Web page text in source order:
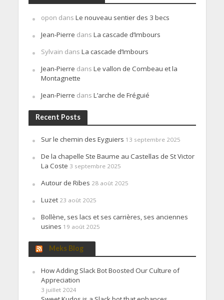
opon dans Le nouveau sentier des 3 becs
Jean-Pierre dans La cascade d’Imbours
Sylvain dans La cascade d’Imbours
Jean-Pierre dans Le vallon de Combeau et la
Montagnette
Jean-Pierre dans L’arche de Fréguié
Recent Posts
Sur le chemin des Eyguiers 13 septembre 2025
De la chapelle Ste Baume au Castellas de St Victor
La Coste 3 septembre 2025
Autour de Ribes 28 août 2025
Luzet 23 août 2025
Bollène, ses lacs et ses carrières, ses anciennes
usines 19 août 2025
Meks Blog
How Adding Slack Bot Boosted Our Culture of
Appreciation
3 juillet 2024